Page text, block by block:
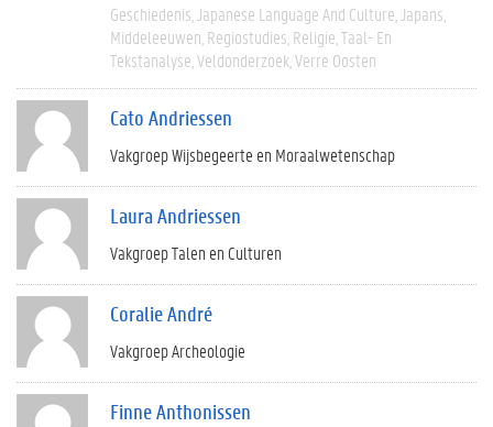
Geschiedenis Japanese Language And Culture Japans
Middeleeuwen Regiostudies Religie Taal- En
Tekstanalyse Veldonderzoek Verre Oosten
Cato Andriessen
Vakgroep Wijsbegeerte en Moraalwetenschap
Laura Andriessen
Vakgroep Talen en Culturen
Coralie André
Vakgroep Archeologie
Finne Anthonissen